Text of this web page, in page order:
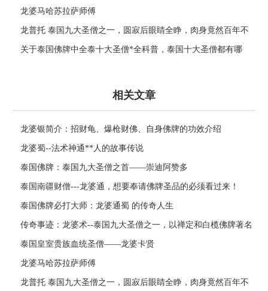
龙婆马哈苏拉萨师傅
龙普托 泰国九大圣僧之一，圆寂后眼睛全睁，肉身竟然百年不
腐！
关于泰国佛牌中全泰十大圣僧*全科普，泰国十大圣僧都有哪
相关文章
龙婆银简介：招财龟、爆枪财佛、自身佛牌的功效介绍
龙婆蜀--法术神通**人的故事传说
泰国佛牌：泰国九大圣僧之首——崇迪阿赞多
泰国南疆财僧---龙婆通，想要奉请佛牌圣品的必须看过来！
泰国佛牌必打大师：龙婆通蜀 的传奇人生
传奇事迹：龙婆术--泰国九大圣僧之一，以禅定和白榄佛牌著名
泰国皇室贵族血统圣僧——龙婆卡贤
龙婆马哈苏拉萨师傅
龙普托 泰国九大圣僧之一，圆寂后眼睛全睁，肉身竟然百年不